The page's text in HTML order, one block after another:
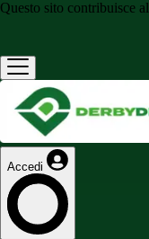
Questo sito contribuisce
Accedi